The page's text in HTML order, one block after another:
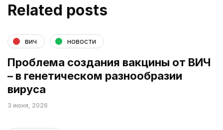
Related posts
вич новости
Проблема создания вакцины от ВИЧ
– в генетическом разнообразии
вируса
3 июня, 2026